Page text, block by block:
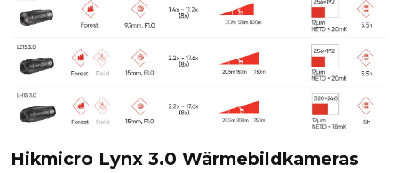
Hikmicro Lynx 3.0 Wärmebildkameras